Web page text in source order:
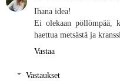
Ihana idea!
Ei olekaan pöllömpää,
haettua metsästä ja
Vastaa
Vastaukset